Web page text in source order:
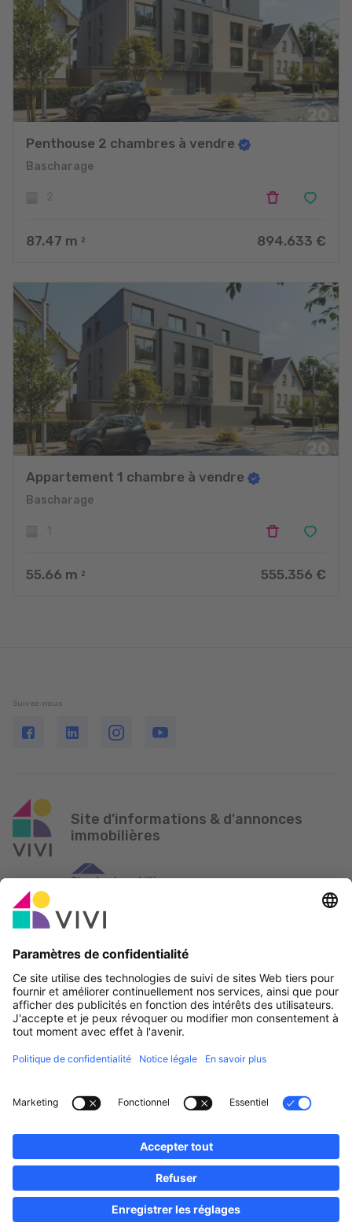
Penthouse 2 chambres à vendre
Bascharage
87.47 m 2 894.633 €
Appartement 1 chambre à vendre
Bascharage
55.66 m 2 555.356 €
Suivez-nous
Site d'informations & d'annonces
immobilières
Professionnels, devenez membres!
Notice Légale